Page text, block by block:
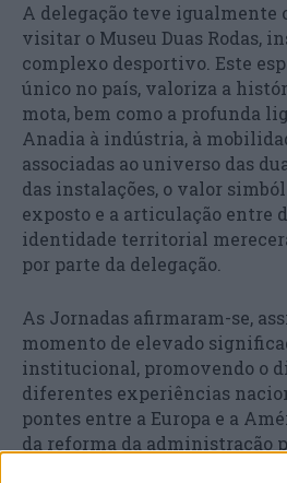
A delegação teve igualmente
visitar o Museu Duas Rodas,
complexo desportivo. Este
único no país, valoriza a
mota, bem como a profunda
Anadia à indústria, à
associadas ao universo das
das instalações, o valor
exposto e a articulação entre
identidade territorial
por parte da delegação.
As Jornadas afirmaram-se,
momento de elevado
institucional, promovendo o
diferentes experiências
pontes entre a Europa e a
da reforma da administração